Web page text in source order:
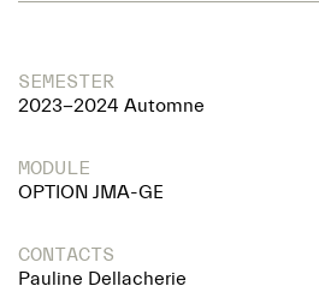
SEMESTER
2023-2024 Automne
MODULE
OPTION JMA-GE
CONTACTS
Pauline Dellacherie